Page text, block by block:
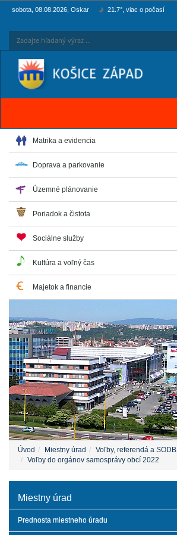
sobota, 08.08.2026, Oskar 21.7°, viac o počasí
Matrika a evidencia
Doprava a parkovanie
Územné plánovanie
Poriadok a čistota
Sociálne služby
Kultúra a voľný čas
Majetok a financie
Úvod Miestny úrad
Voľby, referendá a SODB
Voľby do orgánov samosprávy obcí 2022
Miestny úrad
Prednosta miestneho úradu